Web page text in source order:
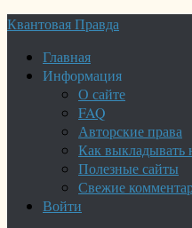
Квантовая Правда
Главная
Информация
О сайте
FAQ
Авторские права
Как выкладывать
Полезные сайты
Свежие
Войти